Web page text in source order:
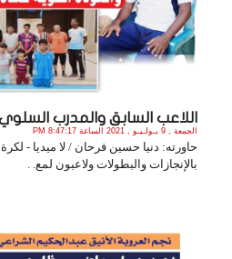
اللاعب السابق والمدرب السلوي
الجمعة , 9 يـولـيـو , 2021 الساعة 8:47:17 PM
حاورته: دنيا حسين فرحان / لا ميديا - لكرة
بالإنجازات والبطولات ولاعبون لمع. .